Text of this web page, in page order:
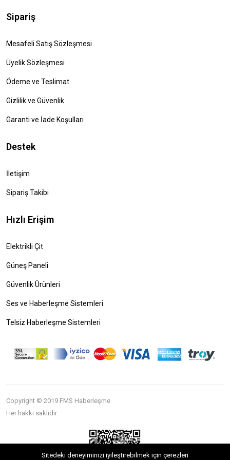
Sipariş
Mesafeli Satış Sözleşmesi
Üyelik Sözleşmesi
Ödeme ve Teslimat
Gizlilik ve Güvenlik
Garanti ve İade Koşulları
Destek
İletişim
Sipariş Takibi
Hızlı Erişim
Elektrikli Çit
Güneş Paneli
Güvenlik Ürünleri
Ses ve Haberleşme Sistemleri
Telsiz Haberleşme Sistemleri
Copyright © 2019 FMS Haberleşme
Her hakkı saklıdır.
Sitedeki deneyiminizi iyileştirebilmek için çerezleri